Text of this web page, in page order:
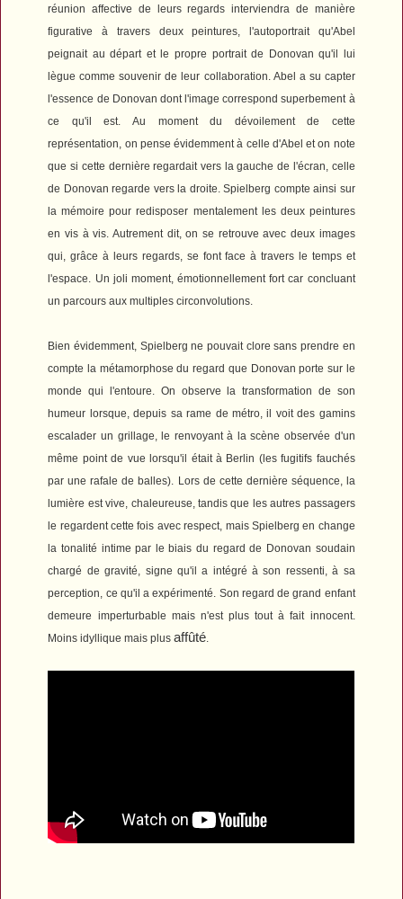
réunion affective de leurs regards interviendra de manière
figurative à travers deux peintures, l'autoportrait qu'Abel
peignait au départ et le propre portrait de Donovan qu'il lui
lègue comme souvenir de leur collaboration. Abel a su capter
l'essence de Donovan dont l'image correspond superbement à
ce qu'il est. Au moment du dévoilement de cette
représentation, on pense évidemment à celle d'Abel et on note
que si cette dernière regardait vers la gauche de l'écran, celle
de Donovan regarde vers la droite. Spielberg compte ainsi sur
la mémoire pour redisposer mentalement les deux peintures
en vis à vis. Autrement dit, on se retrouve avec deux images
qui, grâce à leurs regards, se font face à travers le temps et
l'espace. Un joli moment, émotionnellement fort car concluant
un parcours aux multiples circonvolutions.
Bien évidemment, Spielberg ne pouvait clore sans prendre en
compte la métamorphose du regard que Donovan porte sur le
monde qui l'entoure. On observe la transformation de son
humeur lorsque, depuis sa rame de métro, il voit des gamins
escalader un grillage, le renvoyant à la scène observée d'un
même point de vue lorsqu'il était à Berlin (les fugitifs fauchés
par une rafale de balles). Lors de cette dernière séquence, la
lumière est vive, chaleureuse, tandis que les autres passagers
le regardent cette fois avec respect, mais Spielberg en change
la tonalité intime par le biais du regard de Donovan soudain
chargé de gravité, signe qu'il a intégré à son ressenti, à sa
perception, ce qu'il a expérimenté. Son regard de grand enfant
demeure imperturbable mais n'est plus tout à fait innocent.
Moins idyllique mais plusaffûté.